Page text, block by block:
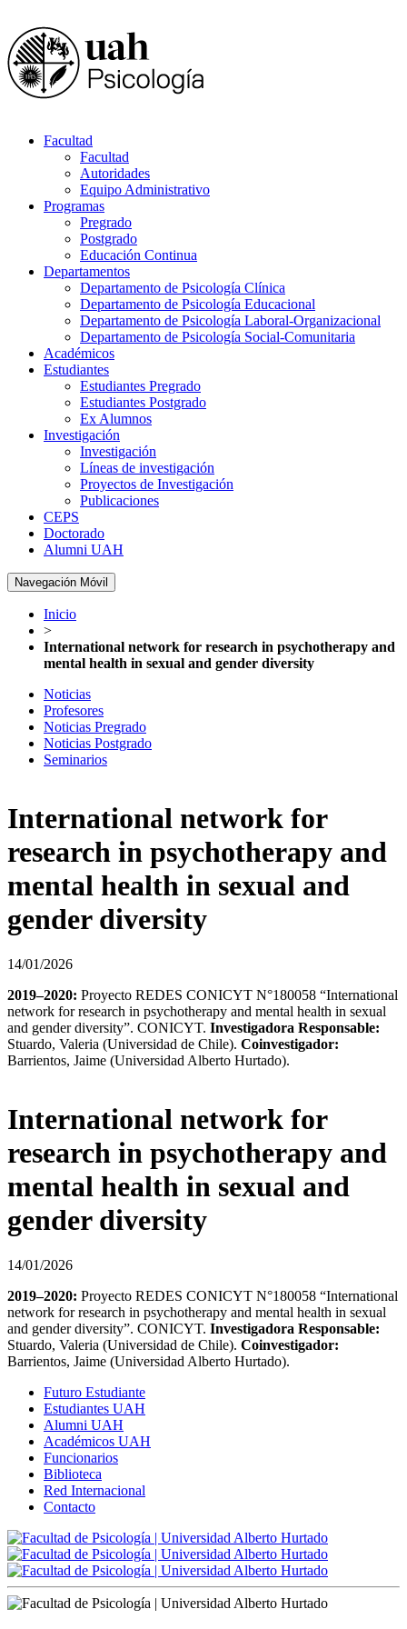
Facultad
Facultad
Autoridades
Equipo Administrativo
Programas
Pregrado
Postgrado
Educación Continua
Departamentos
Departamento de Psicología Clínica
Departamento de Psicología Educacional
Departamento de Psicología Laboral-Organizacional
Departamento de Psicología Social-Comunitaria
Académicos
Estudiantes
Estudiantes Pregrado
Estudiantes Postgrado
Ex Alumnos
Investigación
Investigación
Líneas de investigación
Proyectos de Investigación
Publicaciones
CEPS
Doctorado
Alumni UAH
Navegación Móvil
Inicio
>
International network for research in psychotherapy and
mental health in sexual and gender diversity
Noticias
Profesores
Noticias Pregrado
Noticias Postgrado
Seminarios
International network for
research in psychotherapy and
mental health in sexual and
gender diversity
14/01/2026
2019–2020: Proyecto REDES CONICYT N°180058 “International
network for research in psychotherapy and mental health in sexual
and gender diversity”. CONICYT. Investigadora Responsable:
Stuardo, Valeria (Universidad de Chile). Coinvestigador:
Barrientos, Jaime (Universidad Alberto Hurtado).
International network for
research in psychotherapy and
mental health in sexual and
gender diversity
14/01/2026
2019–2020: Proyecto REDES CONICYT N°180058 “International
network for research in psychotherapy and mental health in sexual
and gender diversity”. CONICYT. Investigadora Responsable:
Stuardo, Valeria (Universidad de Chile). Coinvestigador:
Barrientos, Jaime (Universidad Alberto Hurtado).
Futuro Estudiante
Estudiantes UAH
Alumni UAH
Académicos UAH
Funcionarios
Biblioteca
Red Internacional
Contacto